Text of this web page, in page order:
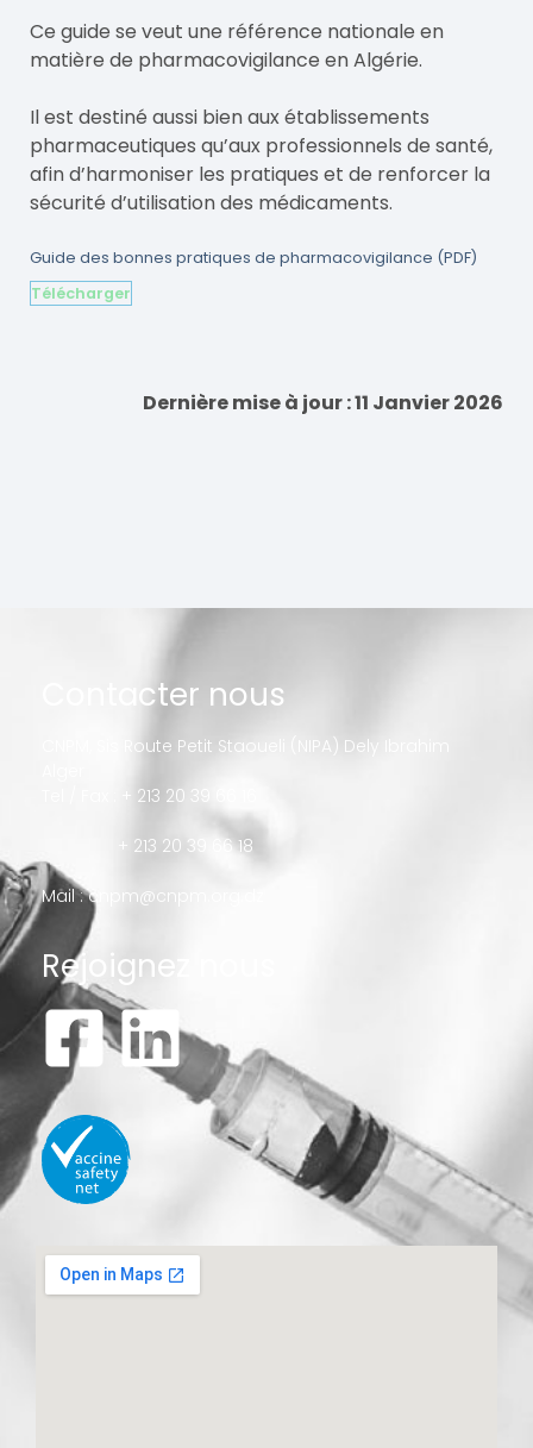
Ce guide se veut une référence nationale en
matière de pharmacovigilance en Algérie.
Il est destiné aussi bien aux établissements
pharmaceutiques qu’aux professionnels de santé,
afin d’harmoniser les pratiques et de renforcer la
sécurité d’utilisation des médicaments.
Guide des bonnes pratiques de pharmacovigilance (PDF)
Télécharger
Dernière mise à jour : 11 Janvier 2026
Contacter nous
CNPM, Sis Route Petit Staoueli (NIPA) Dely Ibrahim
Tel / Fax : + 213 20 39 66 16
+ 213 20 39 66 18
Mail :cnpm@cnpm.org.dz
Rejoignez nous